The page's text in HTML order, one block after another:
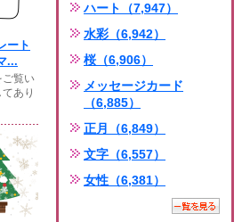
ート
...
ご覧い
あり
ハート（7,947）
水彩（6,942）
桜（6,906）
メッセージカード
（6,885）
正月（6,849）
文字（6,557）
女性（6,381）